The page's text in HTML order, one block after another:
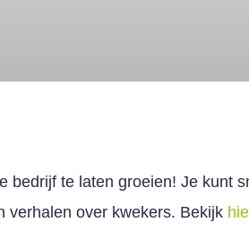
bedrijf te laten groeien!Je kunt
verhalen over kwekers. Bekijk